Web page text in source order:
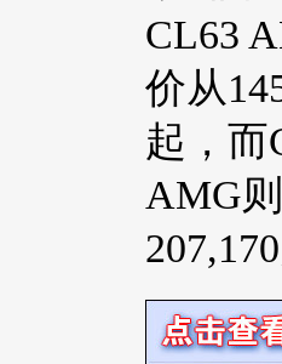
CL63
价从
起，而
AMG